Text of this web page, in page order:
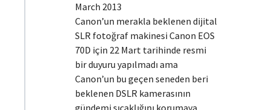
March 2013
Canon’un merakla beklenen dijital
SLR fotoğraf makinesi Canon EOS
70D için 22 Mart tarihinde resmi
bir duyuru yapılmadı ama
Canon’un bu geçen seneden beri
beklenen DSLR kamerasının
gündemi sıcaklığını korumaya